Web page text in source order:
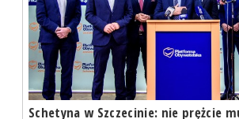
Schetyna w Szczecinie: nie prężcie